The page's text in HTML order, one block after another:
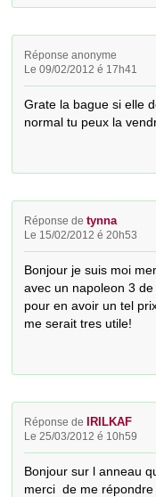
Réponse anonyme
Le 09/02/2012 é 17h41
Grate la bague si elle
normal tu peux la
Réponse detynna
Le 15/02/2012 é 20h53
Bonjour je suis moi
avec un napoleon 3
pour en avoir un tel
me serait tres utile!
Réponse de IRILKAF
Le 25/03/2012 é 10h59
Bonjour sur l anneau
merci  de me répondre